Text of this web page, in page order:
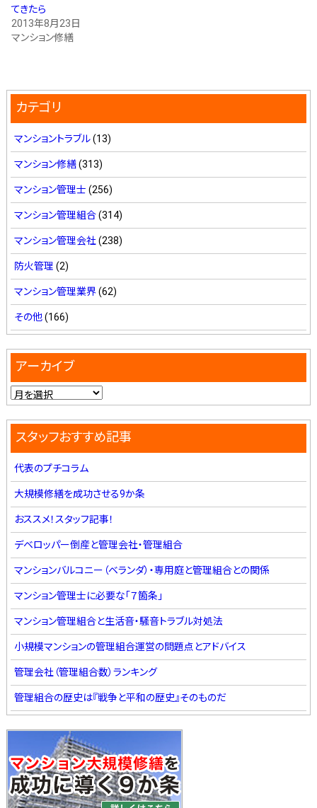
てきたら
2013年8月23日
マンション修繕
カテゴリ
マンショントラブル(13)
マンション修繕(313)
マンション管理士 (256)
マンション管理組合(314)
マンション管理会社 (238)
防火管理 (2)
マンション管理業界(62)
その他(166)
アーカイブ
スタッフおすすめ記事
代表のプチコラム
大規模修繕を成功させる9か条
おススメ！スタッフ記事！
デベロッパー倒産と管理会社・管理組合
マンションバルコニー（ベランダ）・専用庭と管理組合との関係
マンション管理士に必要な「７箇条」
マンション管理組合と生活音・騒音トラブル対処法
小規模マンションの管理組合運営の問題点とアドバイス
管理会社（管理組合数）ランキング
管理組合の歴史は『戦争と平和の歴史』そのものだ